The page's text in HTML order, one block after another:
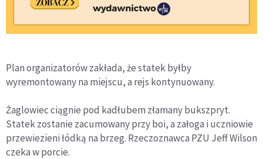
Plan organizatorów zakłada, że statek byłby
wyremontowany na miejscu, a rejs kontynuowany.
Żaglowiec ciągnie pod kadłubem złamany bukszpryt.
Statek zostanie zacumowany przy boi, a załoga i uczniowie
przewiezieni łódką na brzeg. Rzeczoznawca PZU Jeff Wilson
czeka w porcie.